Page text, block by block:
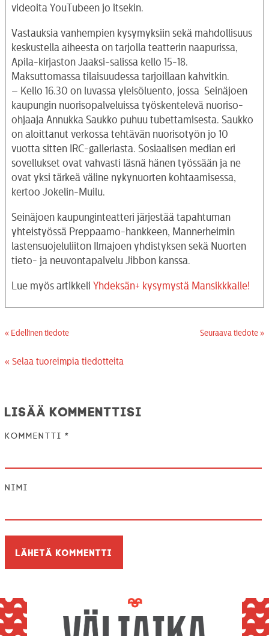
videoita YouTubeen jo itsekin.
Vastauksia vanhempien kysymyksiin sekä mahdollisuus
keskustella aiheesta on tarjolla teatterin naapurissa,
Apila-kirjaston Jaaksi-salissa kello 15-18.
Maksuttomassa tilaisuudessa tarjoillaan kahvitkin.
– Kello 16.30 on luvassa yleisöluento, jossa Seinäjoen
kaupungin nuorisopalveluissa työskentelevä nuoriso-
ohjaaja Annukka Saukko puhuu tubettamisesta. Saukko
on aloittanut verkossa tehtävän nuorisotyön jo 10
vuotta sitten IRC-galleriasta. Sosiaalisen median eri
sovellukset ovat vahvasti läsnä hänen työssään ja ne
ovat yksi tärkeä väline nykynuorten kohtaamisessa,
kertoo Jokelin-Muilu.
Seinäjoen kaupunginteatteri järjestää tapahtuman
yhteistyössä Preppaamo-hankkeen, Mannerheimin
lastensuojeluliiton Ilmajoen yhdistyksen sekä Nuorten
tieto- ja neuvontapalvelu Jibbon kanssa.
Lue myös artikkeli Yhdeksän+ kysymystä Mansikkkalle!
« Edellinen tiedote Seuraava tiedote »
« Selaa tuoreimpia tiedotteita
Lisää kommenttisi
Kommentti *
Nimi